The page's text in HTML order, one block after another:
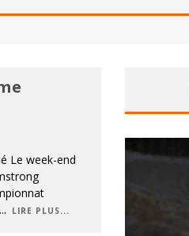
Le week-end
... LIRE PLUS...